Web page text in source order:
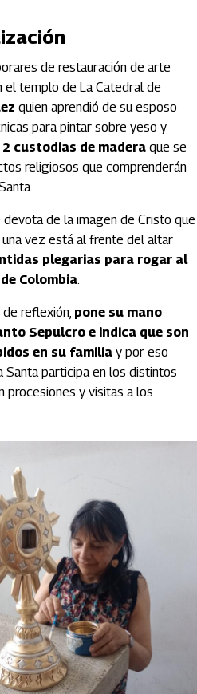
de restauración de arte
el templo de La Catedral de
quien aprendió de su esposo
para pintar sobre yeso y
custodias de madera que se
religiosos que comprenderán
de la imagen de Cristo que
vez está al frente del altar
plegarias para rogar al
Colombia.
reflexión, pone su mano
Sepulcro e indica que son
en su familia y por eso
Santa participa en los distintos
procesiones y visitas a los